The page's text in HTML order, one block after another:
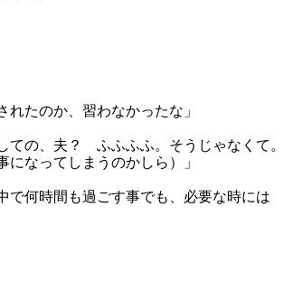
たのか、習わなかったな」
夫？　ふふふふ。そうじゃなくて。
てしまうのかしら）」
何時間も過ごす事でも、必要な時には